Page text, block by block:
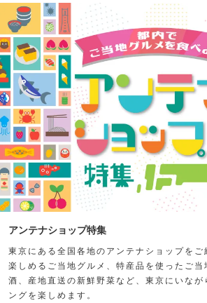
アンテナショップ特集
東京にある全国各地のアンテナショップをご
楽しめるご当地グルメ、特産品を使ったご
酒、産地直送の新鮮野菜など、東京にいな
ングを楽しめます。